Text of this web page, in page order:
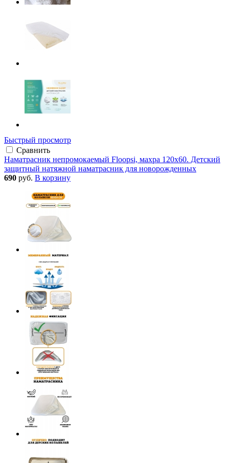
Быстрый просмотр
Сравнить
Наматрасник непромокаемый Floopsi, махра 120х60. Детский
защитный натяжной наматрасник для новорожденных
690 руб. В корзину